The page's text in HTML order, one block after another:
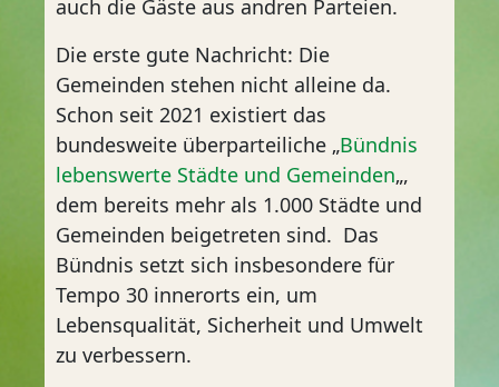
auch die Gäste aus andren Parteien.
Die erste gute Nachricht: Die
Gemeinden stehen nicht alleine da.
Schon seit 2021 existiert das
bundesweite überparteiliche „Bündnis
lebenswerte Städte und Gemeinden„,
dem bereits mehr als 1.000 Städte und
Gemeinden beigetreten sind. Das
Bündnis setzt sich insbesondere für
Tempo 30 innerorts ein, um
Lebensqualität, Sicherheit und Umwelt
zu verbessern.